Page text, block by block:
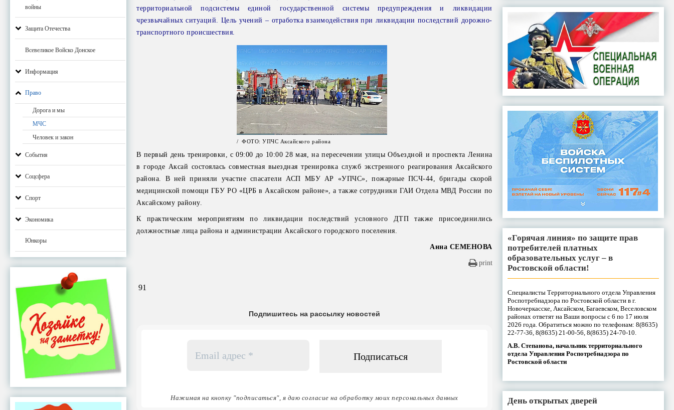
войны
Защита Отечества
Всевеликое Войско Донское
Информация
Право
Дорога и мы
МЧС
Человек и закон
События
Соцсфера
Спорт
Экономика
Юнкоры
территориальной подсистемы единой государственной системы предупреждения и ликвидации
чрезвычайных ситуаций. Цель учений – отработка взаимодействия при ликвидации последствий дорожно-
транспортного происшествия.
/ ФОТО: УПЧС Аксайского района
В первый день тренировки, с 09:00 до 10:00 28 мая, на пересечении улицы Объездной и проспекта Ленина
в городе Аксай состоялась совместная выездная тренировка служб экстренного реагирования Аксайского
района. В ней приняли участие спасатели АСП МБУ АР «УПЧС», пожарные ПСЧ-44, бригады скорой
медицинской помощи ГБУ РО «ЦРБ в Аксайском районе», а также сотрудники ГАИ Отдела МВД России по
Аксайскому району.
К практическим мероприятиям по ликвидации последствий условного ДТП также присоединились
должностные лица района и администрации Аксайского городского поселения.
Анна СЕМЕНОВА
print
91
Подпишитесь на рассылку новостей
адрес
Нажимая на кнопку "подписаться", я даю согласие на обработку моих персональных данных
«Горячая линия» по защите прав
потребителей платных
образовательных услуг – в
Ростовской области!
Специалисты Территориального отдела Управления
Роспотребнадзора по Ростовской области в г.
Новочеркасске, Аксайском, Багаевском, Веселовском
районах ответят на Ваши вопросы с 6 по 17 июля
2026 года. Обратиться можно по телефонам: 8(8635)
22-77-36, 8(8635) 21-00-56, 8(8635) 24-70-10.
А.В. Степанова, начальник территориального
отдела Управления Роспотребнадзора по
Ростовской области
День открытых дверей